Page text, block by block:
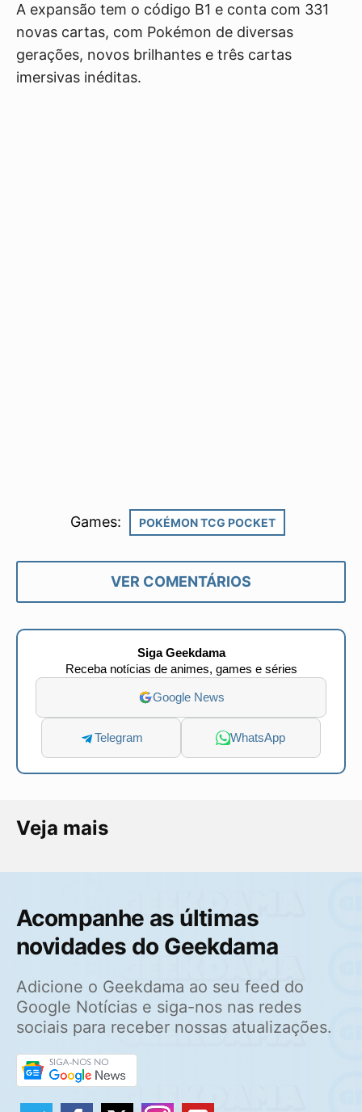
A expansão tem o código B1 e conta com 331
novas cartas, com Pokémon de diversas
gerações, novos brilhantes e três cartas
imersivas inéditas.
Games: POKÉMON TCG POCKET
VER COMENTÁRIOS
Siga Geekdama
Receba notícias de animes, games e séries
Google News
Telegram WhatsApp
Veja mais
Acompanhe as últimas
novidades do Geekdama
Adicione o Geekdama ao seu feed do
Google Notícias e siga-nos nas redes
sociais para receber nossas atualizações.